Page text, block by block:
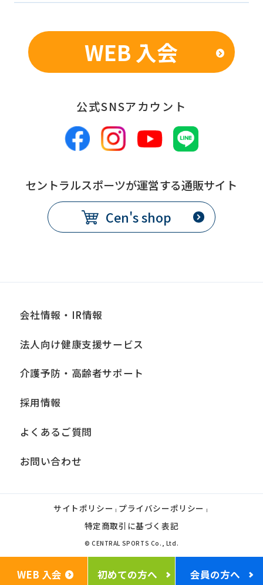
the
service.
WEB 入会
公式SNSアカウント
セントラルスポーツが運営する通販サイト
Cen's shop
会社情報・IR情報
法人向け健康支援サービス
介護予防・高齢者サポート
採用情報
よくあるご質問
お問い合わせ
サイトポリシー | プライバシーポリシー |
特定商取引に基づく表記
© CENTRAL SPORTS Co., Ltd.
WEB 入会 初めての方へ 会員の方へ